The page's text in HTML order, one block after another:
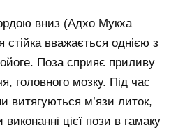
вниз (Адхо Мукха
вважається однією з
Поза сприяє приливу
головного мозку. Під час
витягуються м’язи литок,
цієї пози в гамаку